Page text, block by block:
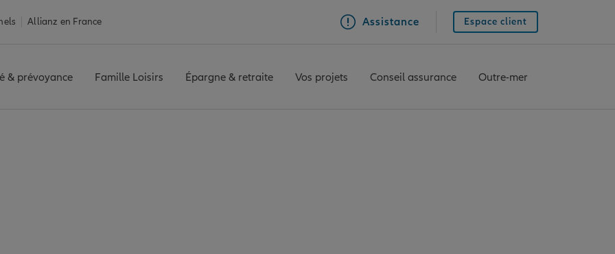
Allianz en France Assistance Espace client
& prévoyance Famille Loisirs Épargne & retraite Vos projets Conseil assurance Outre-mer